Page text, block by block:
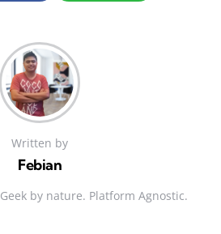
Written by
Febian
by nature. Platform Agnostic.